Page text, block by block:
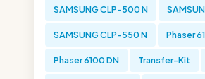
SAMSUNG CLP-500 N
SAMSUNG CLP-550 N Phaser
Phaser 6100 DN Transfer-Kit